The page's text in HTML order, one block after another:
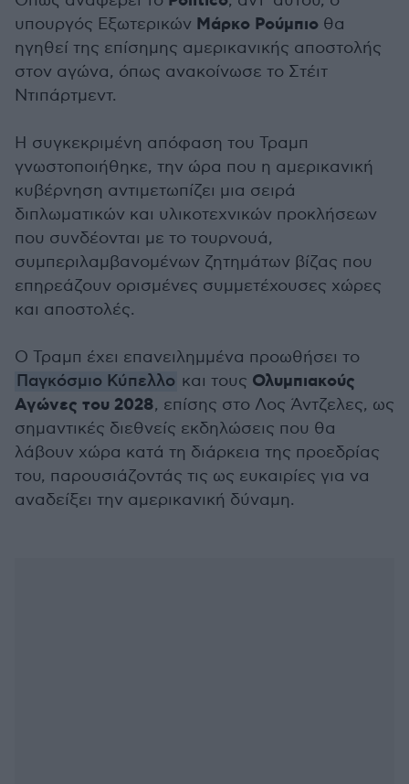
υπουργός Εξωτερικών Μάρκο Ρούμπιο θα
ηγηθεί της επίσημης αμερικανικής αποστολής
στον αγώνα, όπως ανακοίνωσε το Στέιτ
Ντιπάρτμεντ.
Η συγκεκριμένη απόφαση του Τραμπ
γνωστοποιήθηκε, την ώρα που η αμερικανική
κυβέρνηση αντιμετωπίζει μια σειρά
διπλωματικών και υλικοτεχνικών προκλήσεων
που συνδέονται με το τουρνουά,
συμπεριλαμβανομένων ζητημάτων βίζας που
επηρεάζουν ορισμένες συμμετέχουσες χώρες
και αποστολές.
Ο Τραμπ έχει επανειλημμένα προωθήσει το
Παγκόσμιο Κύπελλο και τους Ολυμπιακούς
Αγώνες του 2028, επίσης στο Λος Άντζελες, ως
σημαντικές διεθνείς εκδηλώσεις που θα
λάβουν χώρα κατά τη διάρκεια της προεδρίας
του, παρουσιάζοντάς τις ως ευκαιρίες για να
αναδείξει την αμερικανική δύναμη.